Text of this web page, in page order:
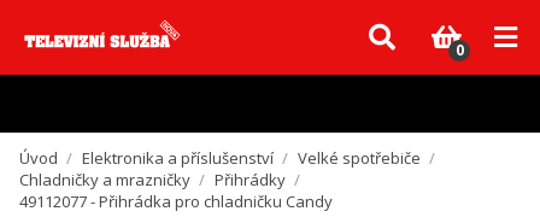
Vzhledem k aktuální situaci se může dodání dílů, které nejsou skladem,
zpozdit. Děkujeme za pochopení.
0
Úvod / Elektronika a příslušenství / Velké spotřebiče /
Chladničky a mrazničky / Přihrádky /
49112077 - Přihrádka pro chladničku Candy